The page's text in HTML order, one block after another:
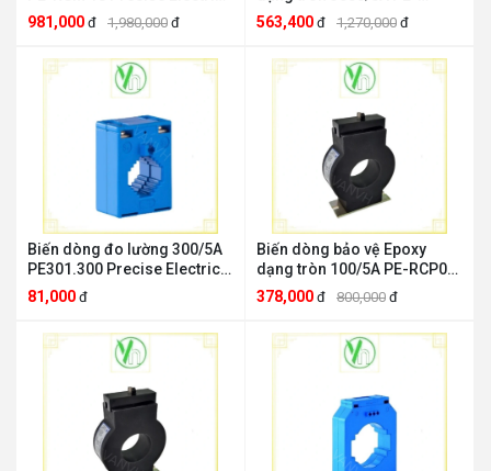
Precise Electric PE-RCM 18
981,000 đ 1,980,000 đ
RCP15 Precise Electric
Precise Electric PE-RCP15
563,400 đ 1,270,000 đ
Biến dòng đo lường 300/5A
PE301.300 Precise Electric
Precise Electric PE301.300
81,000 đ
Biến dòng bảo vệ Epoxy
dạng tròn 100/5A PE-RCP01
Precise Electric Precise
Electric PE-RCP01
378,000 đ 800,000 đ